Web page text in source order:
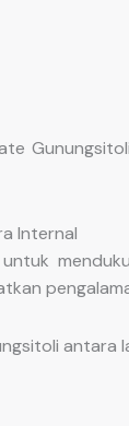
Internal
antara